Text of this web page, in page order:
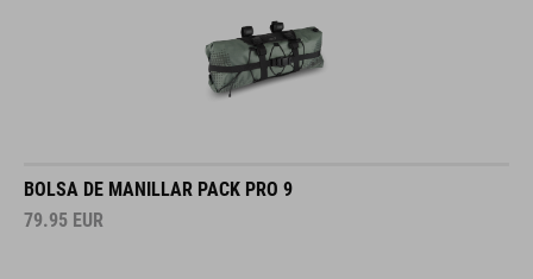
BOLSA DE MANILLAR PACK PRO 9
79.95 EUR